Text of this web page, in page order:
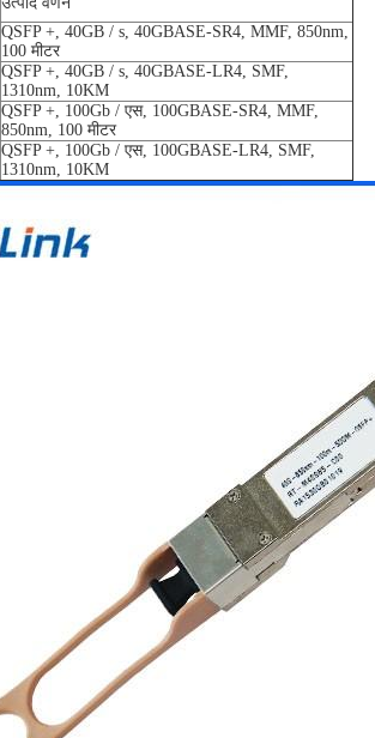
QSFP +, 40GB / s, 40GBASE-SR4, MMF, 850nm,
100 मीटर
QSFP +, 40GB / s, 40GBASE-LR4, SMF,
1310nm, 10KM
QSFP +, 100Gb / एस, 100GBASE-SR4, MMF,
850nm, 100 मीटर
QSFP +, 100Gb / एस, 100GBASE-LR4, SMF,
1310nm, 10KM